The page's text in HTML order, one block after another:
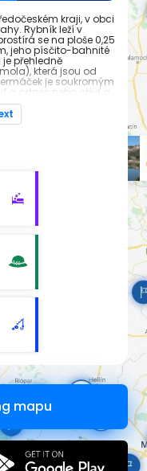
kraji, v obci
Rybník leží v
se na ploše 0,25
jeho písčito-bahnité
přehledně
která jsou od
je soukromým
a odnes nebo chyť a
rybu i dát k
mapu